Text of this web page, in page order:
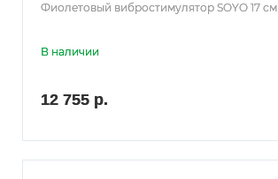
Фиолетовый вибростимулятор SOYO 17 см
В наличии
12 755 р.